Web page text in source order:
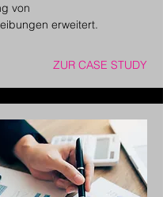
von
erweitert.
ZUR CASE STUDY